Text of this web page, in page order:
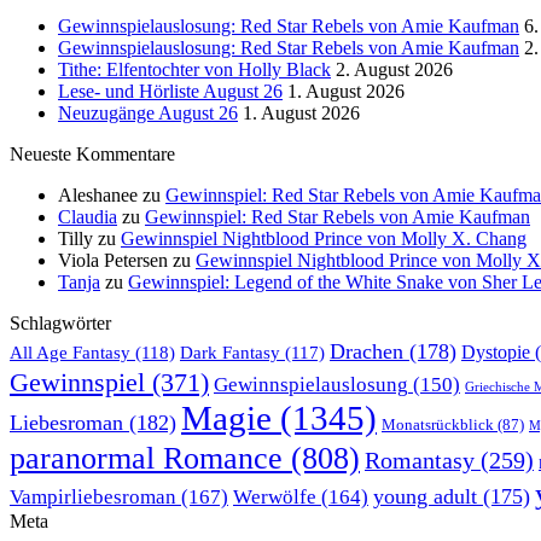
Gewinnspielauslosung: Red Star Rebels von Amie Kaufman
Gewinnspielauslosung: Red Star Rebels von Amie Kaufman
Tithe: Elfentochter von Holly Black 2. August 2026
Lese- und Hörliste August 26 1. August 2026
Neuzugänge August 26 1. August 2026
Neueste Kommentare
Aleshanee zu Gewinnspiel: Red Star Rebels von Amie
Claudia zu Gewinnspiel: Red Star Rebels von Amie Kaufman
Tilly zu Gewinnspiel Nightblood Prince von Molly X. Chang
Viola Petersen zu Gewinnspiel Nightblood Prince von Molly
Tanja zu Gewinnspiel: Legend of the White Snake von Sher
Schlagwörter
All Age Fantasy (118) Dark Fantasy (117) Drachen (178) Dystopie
Gewinnspiel (371) Gewinnspielauslosung (150) Griechische
Liebesroman (182) Magie (1345) Monatsrückblick (87)
paranormal Romance (808) Romantasy (259)
Vampirliebesroman (167) Werwölfe (164) young adult (175)
Meta